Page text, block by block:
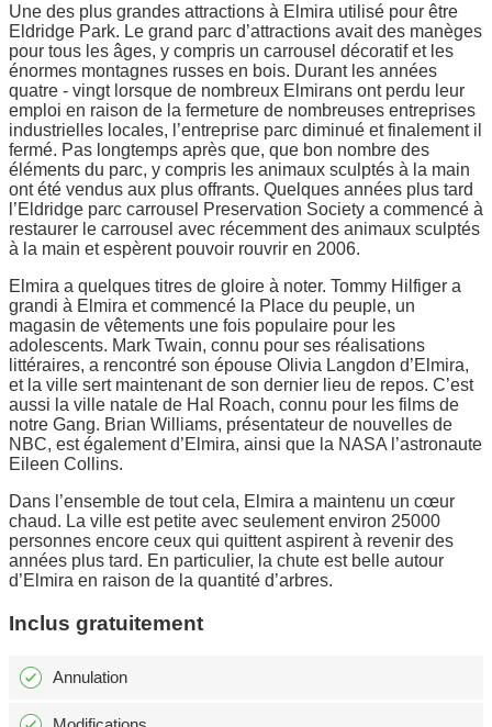
Une des plus grandes attractions à Elmira utilisé pour être
Eldridge Park. Le grand parc d’attractions avait des manèges
pour tous les âges, y compris un carrousel décoratif et les
énormes montagnes russes en bois. Durant les années
quatre - vingt lorsque de nombreux Elmirans ont perdu leur
emploi en raison de la fermeture de nombreuses entreprises
industrielles locales, l’entreprise parc diminué et finalement il
fermé. Pas longtemps après que, que bon nombre des
éléments du parc, y compris les animaux sculptés à la main
ont été vendus aux plus offrants. Quelques années plus tard
l’Eldridge parc carrousel Preservation Society a commencé à
restaurer le carrousel avec récemment des animaux sculptés
à la main et espèrent pouvoir rouvrir en 2006.
Elmira a quelques titres de gloire à noter. Tommy Hilfiger a
grandi à Elmira et commencé la Place du peuple, un
magasin de vêtements une fois populaire pour les
adolescents. Mark Twain, connu pour ses réalisations
littéraires, a rencontré son épouse Olivia Langdon d’Elmira,
et la ville sert maintenant de son dernier lieu de repos. C’est
aussi la ville natale de Hal Roach, connu pour les films de
notre Gang. Brian Williams, présentateur de nouvelles de
NBC, est également d’Elmira, ainsi que la NASA l’astronaute
Eileen Collins.
Dans l’ensemble de tout cela, Elmira a maintenu un cœur
chaud. La ville est petite avec seulement environ 25000
personnes encore ceux qui quittent aspirent à revenir des
années plus tard. En particulier, la chute est belle autour
d’Elmira en raison de la quantité d’arbres.
Inclus gratuitement
Annulation